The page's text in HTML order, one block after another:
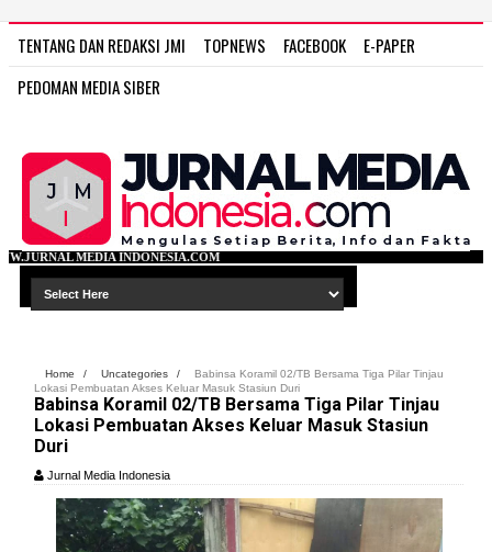
TENTANG DAN REDAKSI JMI TOPNEWS FACEBOOK
E-PAPER
PEDOMAN MEDIA SIBER
Home / Uncategories /
Babinsa Koramil 02/TB Bersama Tiga Pilar Tinjau
Lokasi Pembuatan Akses Keluar Masuk Stasiun Duri
Babinsa Koramil 02/TB Bersama Tiga Pilar Tinjau
Lokasi Pembuatan Akses Keluar Masuk Stasiun
Duri
Jurnal Media Indonesia